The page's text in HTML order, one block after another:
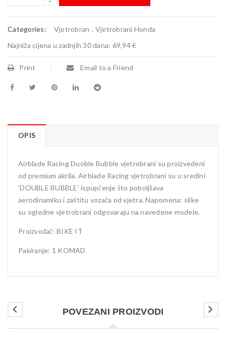
Categories: Vjetrobran , Vjetrobrani Honda
Najniža cijena u zadnjih 30 dana: 69,94 €
Print Email to a Friend
OPIS
Airblade Racing Duoble Bubble vjetrobrani su proizvedeni
od premium akrila. Airblade Racing vjetrobrani su u sredini
‘DOUBLE BUBBLE’ ispupčenje što poboljšava
aerodinamiku i zaštitu vozača od vjetra. Napomena: slike
su ogledne vjetrobrani odgovaraju na navedene modele.
Proizvođač: BIKE IT
Pakiranje: 1 KOMAD
POVEZANI PROIZVODI